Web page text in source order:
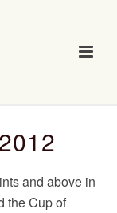
and above in
the Cup of